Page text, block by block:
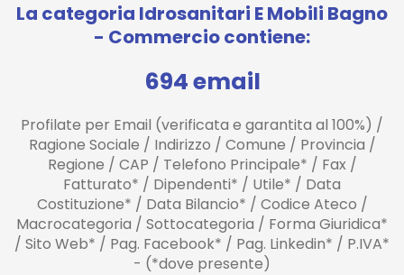
La categoria Idrosanitari E Mobili Bagno
- Commercio contiene:
694 email
Profilate per Email (verificata e garantita al 100%) /
Ragione Sociale / Indirizzo / Comune / Provincia /
Regione / CAP / Telefono Principale* / Fax /
Fatturato* / Dipendenti* / Utile* / Data
Costituzione* / Data Bilancio* / Codice Ateco /
Macrocategoria / Sottocategoria / Forma Giuridica*
/ Sito Web* / Pag. Facebook* / Pag. Linkedin* / P.IVA*
- (*dove presente)